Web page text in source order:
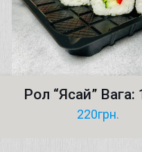
Рол “Ясай” Вага:
220грн.